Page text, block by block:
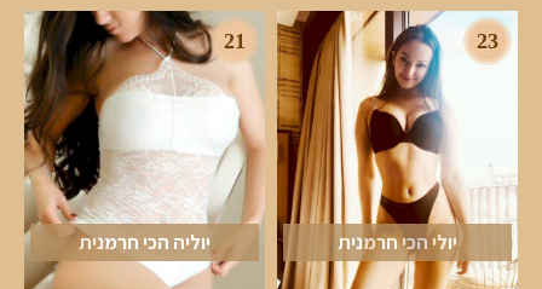
23
יולי הכי חרמנית
21
יוליה הכי חרמנית